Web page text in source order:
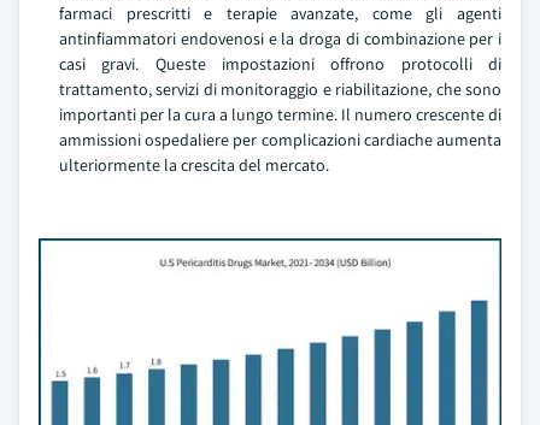
farmaci prescritti e terapie avanzate, come gli agenti
antinfiammatori endovenosi e la droga di combinazione per i
casi gravi. Queste impostazioni offrono protocolli di
trattamento, servizi di monitoraggio e riabilitazione, che sono
importanti per la cura a lungo termine. Il numero crescente di
ammissioni ospedaliere per complicazioni cardiache aumenta
ulteriormente la crescita del mercato.